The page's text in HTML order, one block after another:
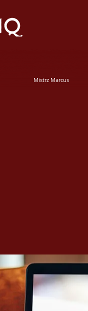
Mistrz Marcus